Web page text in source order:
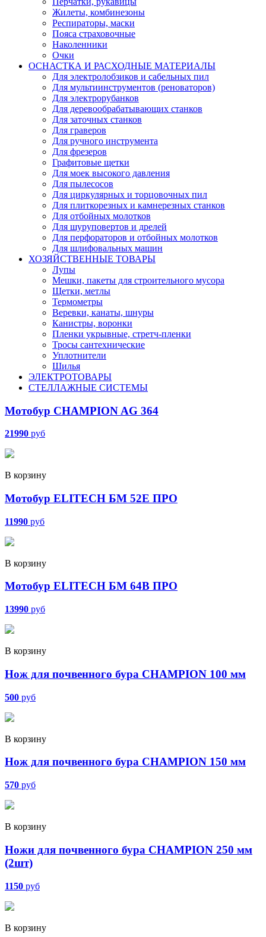
Жилеты, комбинезоны
Респираторы, маски
Пояса страховочные
Наколенники
Очки
ОСНАСТКА И РАСХОДНЫЕ МАТЕРИАЛЫ
Для электролобзиков и сабельных пил
Для мультиинструментов (реноваторов)
Для электрорубанков
Для деревообрабатывающих станков
Для заточных станков
Для граверов
Для ручного инструмента
Для фрезеров
Графитовые щетки
Для моек высокого давления
Для пылесосов
Для циркулярных и торцовочных пил
Для плиткорезных и камнерезных станков
Для отбойных молотков
Для шуруповертов и дрелей
Для перфораторов и отбойных молотков
Для шлифовальных машин
ХОЗЯЙСТВЕННЫЕ ТОВАРЫ
Лупы
Мешки, пакеты для строительного мусора
Щетки, метлы
Термометры
Веревки, канаты, шнуры
Канистры, воронки
Пленки укрывные, стретч-пленки
Тросы сантехнические
Уплотнители
Шилья
ЭЛЕКТРОТОВАРЫ
СТЕЛЛАЖНЫЕ СИСТЕМЫ
Мотобур CHAMPION AG 364
21990 руб
В корзину
Мотобур ELITECH БМ 52Е ПРО
11990 руб
В корзину
Мотобур ELITECH БМ 64В ПРО
13990 руб
В корзину
Нож для почвенного бура CHAMPION 100 мм
500 руб
В корзину
Нож для почвенного бура CHAMPION 150 мм
570 руб
В корзину
Ножи для почвенного бура CHAMPION 250 мм
(2шт)
1150 руб
В корзину